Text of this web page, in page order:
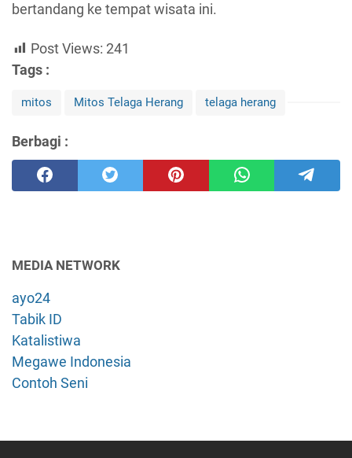
bertandang ke tempat wisata ini.
Post Views: 241
Tags :
mitos Mitos Telaga Herang telaga herang
Berbagi :
MEDIA NETWORK
ayo24
Tabik ID
Katalistiwa
Megawe Indonesia
Contoh Seni